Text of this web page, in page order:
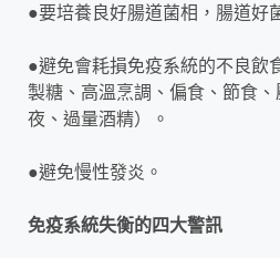
●要培養良好腸道菌相，腸道好
●避免會耗損免疫系統的不良飲
製糖、高溫烹調、偏食、節食
夜、過量酒精）。
●避免慢性發炎。
免疫系統失衡的四大警訊